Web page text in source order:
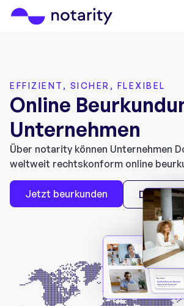
EFFIZIENT, SICHER, FLEXIBEL
Online
Unternehmen
Über notarity können Unternehmen
weltweit rechtskonform online
Jetzt beurkunden Demo